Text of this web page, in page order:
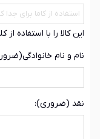
این کالا را با استفاده
نام و نام
نقد (ضروری):